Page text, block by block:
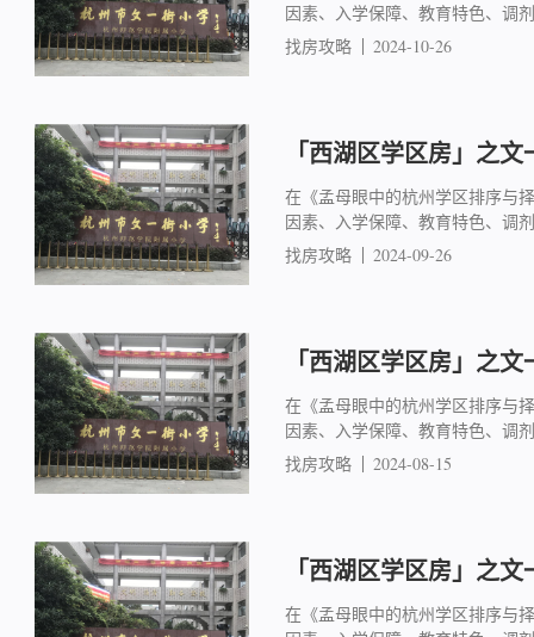
因素、入学保障、教育特色、调
找房攻略
2024-10-26
「西湖区学区房」之
在《孟母眼中的杭州学区排序与
因素、入学保障、教育特色、调
找房攻略
2024-09-26
「西湖区学区房」之
在《孟母眼中的杭州学区排序与
因素、入学保障、教育特色、调
找房攻略
2024-08-15
「西湖区学区房」之
在《孟母眼中的杭州学区排序与